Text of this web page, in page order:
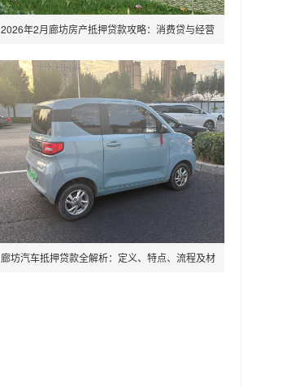
2026年2月廊坊房产抵押贷款攻略：消费贷与经营
贷怎么选？
廊坊汽车抵押贷款全解析：定义、特点、流程及材